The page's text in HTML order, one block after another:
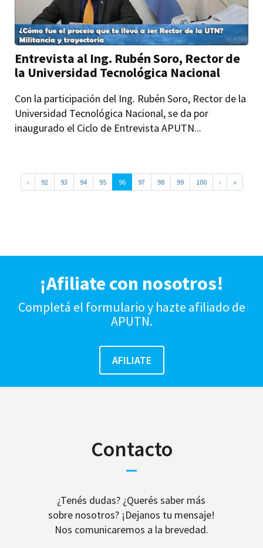
Entrevista al Ing. Rubén Soro, Rector de
la Universidad Tecnológica Nacional
Con la participación del Ing. Rubén Soro, Rector de la
Universidad Tecnológica Nacional, se da por
inaugurado el Ciclo de Entrevista APUTN...
‹ 92 93 94 95 96 97 98 99 100 › »
¡Afiliate con nosotros!
Completá el formulario y hazte afiliado de
APUTN.
Contacto
¿Tenés dudas? ¿Querés saber más
sobre nosotros? ¡Dejanos tu mensaje!
Nos comunicaremos a la brevedad.